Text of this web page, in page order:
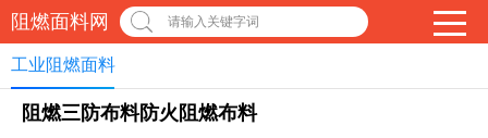
阻燃面料网 请输入关键字词
工业阻燃面料
阻燃三防布料防火阻燃布料